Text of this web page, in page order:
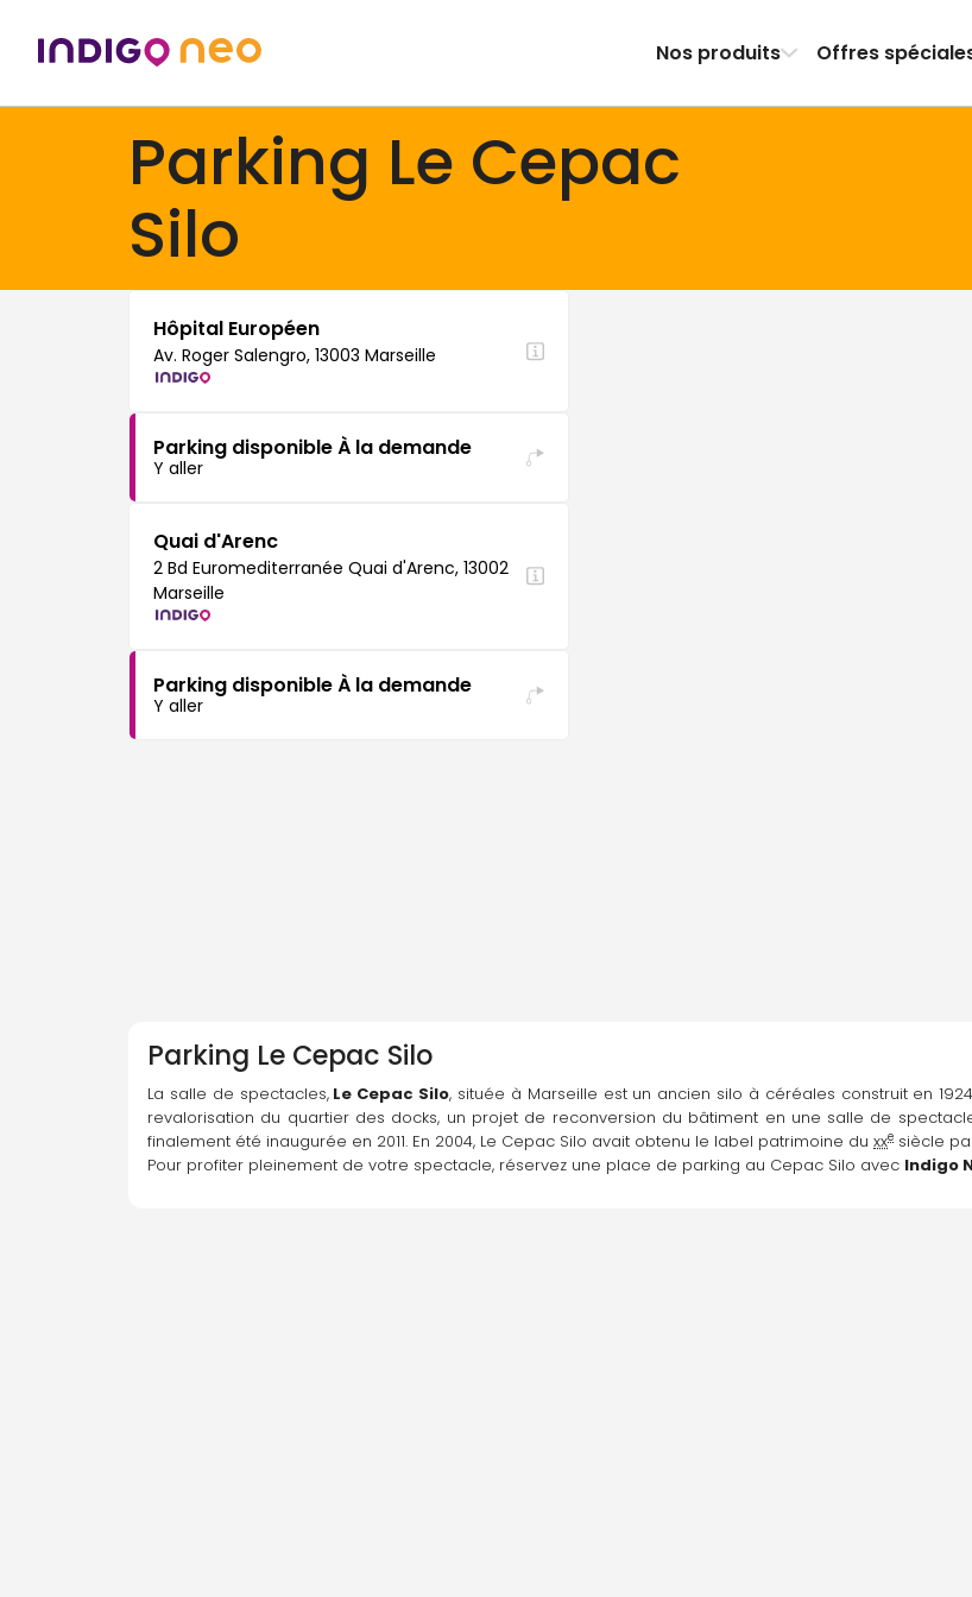
Nos produits Offres
Parking Le Cepac
Silo
Hôpital Européen
Av. Roger Salengro, 13003 Marseille
Parking disponible À la demande
Y aller
Quai d'Arenc
2 Bd Euromediterranée Quai d'Arenc, 13002
Marseille
Parking disponible À la demande
Y aller
Parking Le Cepac Silo
La salle de spectacles, Le Cepac Silo, située à Marseille est un ancien silo à céréales construit en
revalorisation du quartier des docks, un projet de reconversion du bâtiment en une salle de
finalement été inaugurée en 2011. En 2004, Le Cepac Silo avait obtenu le label patrimoine du xxe siècle
Pour profiter pleinement de votre spectacle, réservez une place de parking au Cepac Silo avec Indigo